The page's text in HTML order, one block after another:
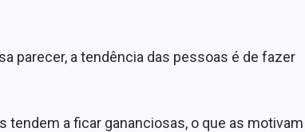
parecer, a tendência das pessoas é de fazer
tendem a ficar gananciosas, o que as motivam